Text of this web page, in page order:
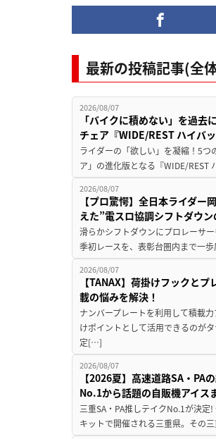
最新の投稿記事(全
2026/08/07
「バイクに積めない」を過
チェア『WIDE/REST ハイバ
ライダーの「欲しい」を凝縮！5つ
ア」の進化版となる『WIDE/
2026/08/07
【プロ驚愕】全日本ライダ
えた”電スロ協調シフトダウ
滑らかシフトダウンにプロレーサ
季初レースを、表彰台圏内まで一
2026/08/07
【TANAX】荷掛けフックと
載の悩みを解決！
ナンバープレートを利用して積載
けポイントとして活用できるのが
定[…]
2026/08/07
【2026夏】高速道路SA・PA
No.1から話題の自販機アイス
三重SA・PA推しテイクNo.1が決
キットで開催される三重県。その